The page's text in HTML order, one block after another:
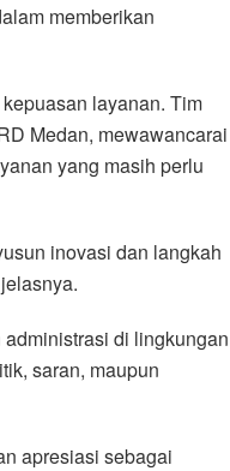
memberikan
layanan. Tim
Medan, mewawancarai
yang masih perlu
inovasi dan langkah
di lingkungan
saran, maupun
apresiasi sebagai